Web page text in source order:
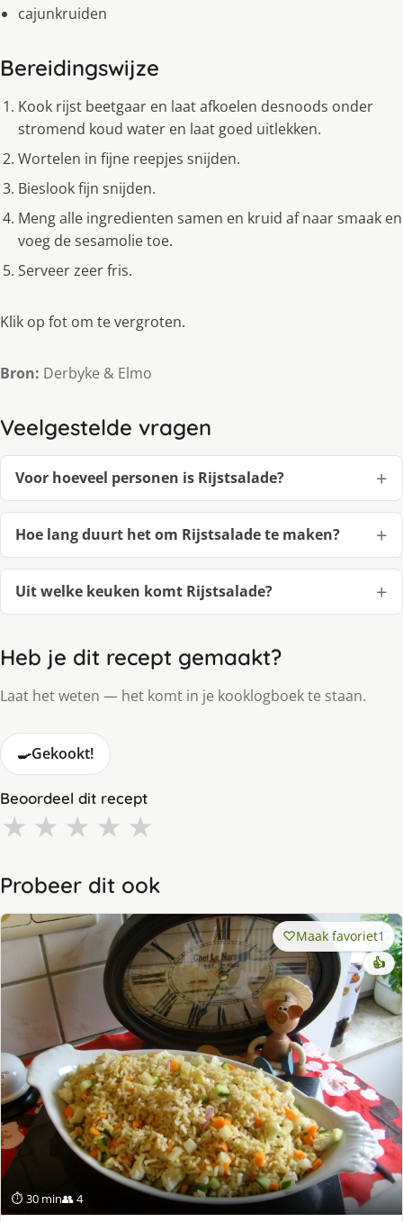
cajunkruiden
Bereidingswijze
Kook rijst beetgaar en laat afkoelen desnoods onder
stromend koud water en laat goed uitlekken.
Wortelen in fijne reepjes snijden.
Bieslook fijn snijden.
Meng alle ingredienten samen en kruid af naar smaak en
voeg de sesamolie toe.
Serveer zeer fris.
Klik op fot om te vergroten.
Bron: Derbyke & Elmo
Veelgestelde vragen
Voor hoeveel personen is Rijstsalade?
Hoe lang duurt het om Rijstsalade te maken?
Uit welke keuken komt Rijstsalade?
Heb je dit recept gemaakt?
Laat het weten — het komt in je kooklogboek te staan.
🍳Gekookt!
Beoordeel dit recept
★ ★ ★ ★ ★
Probeer dit ook
⏱ 30 min👥 4
Maak favoriet1
👍